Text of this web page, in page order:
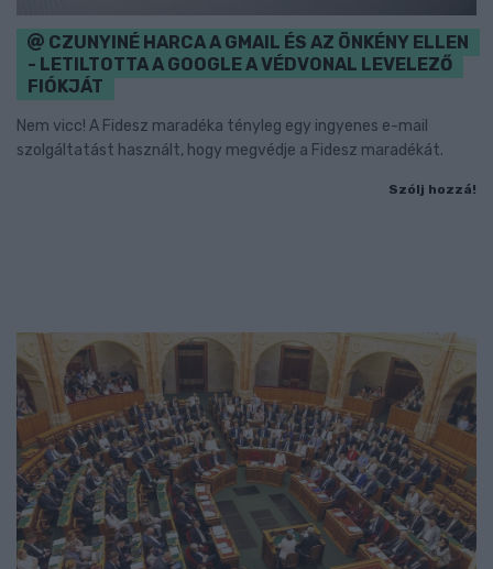
CZUNYINÉ HARCA A GMAIL ÉS AZ ÖNKÉNY ELLEN
- LETILTOTTA A GOOGLE A VÉDVONAL LEVELEZŐ
FIÓKJÁT
Nem vicc! A Fidesz maradéka tényleg egy ingyenes e-mail
szolgáltatást használt, hogy megvédje a Fidesz maradékát.
Szólj hozzá!